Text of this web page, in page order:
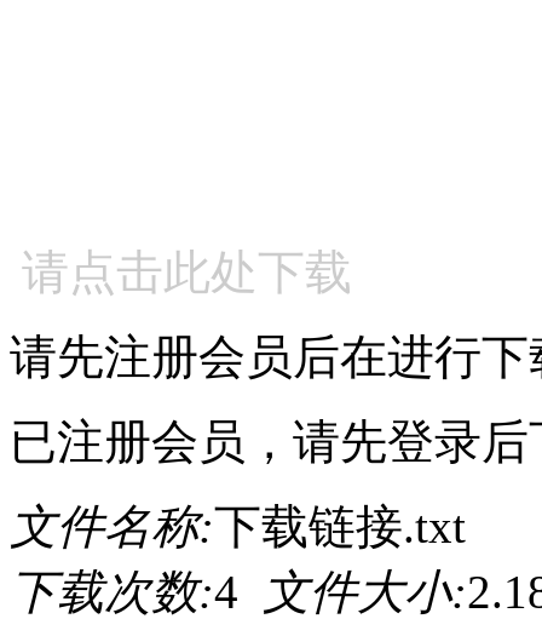
请点击此处下载
请先注册会员后在进行下
已注册会员，请先登录后
文件名称:下载链接.txt
下载次数:4 文件大小: